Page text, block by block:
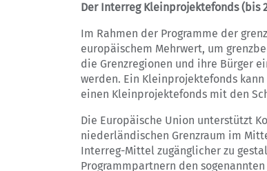
Der Interreg Kleinprojektefonds (bis
Im Rahmen der Programme der
europäischem Mehrwert, um
die Grenzregionen und ihre Bürger
werden. Ein Kleinprojektefonds
einen Kleinprojektefonds mit den
Die Europäische Union unterstützt
niederländischen Grenzraum im
Interreg-Mittel zugänglicher zu
Programmpartnern den